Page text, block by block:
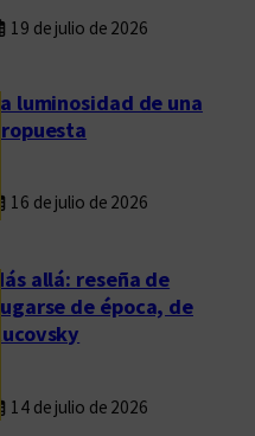
19 de julio de 2026
La luminosidad de una
propuesta
16 de julio de 2026
Más allá: reseña de
Fugarse de época, de
Rucovsky
14 de julio de 2026